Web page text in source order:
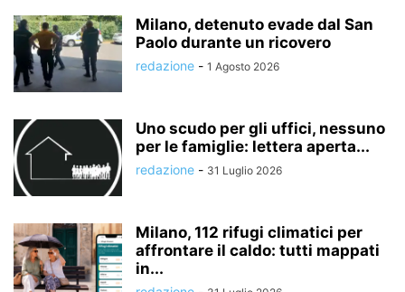
Milano, detenuto evade dal San
Paolo durante un ricovero
redazione - 1 Agosto 2026
Uno scudo per gli uffici, nessuno
per le famiglie: lettera aperta...
redazione - 31 Luglio 2026
Milano, 112 rifugi climatici per
affrontare il caldo: tutti mappati
in...